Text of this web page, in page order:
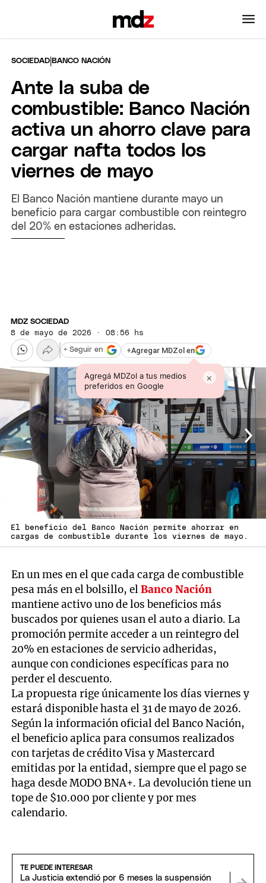
SOCIEDAD |BANCO NACIÓN
Ante la suba de
combustible: Banco Nación
activa un ahorro clave para
cargar nafta todos los
viernes de mayo
El Banco Nación mantiene durante mayo un
beneficio para cargar combustible con reintegro
del 20% en estaciones adheridas.
MDZ SOCIEDAD
8 de mayo de 2026 · 08:56 hs
+Agregar MDZol en
Agregá MDZol a tus medios
preferidos en Google
×
+ Seguir en
El beneficio del Banco Nación permite ahorrar en
cargas de combustible durante los viernes de mayo.
En un mes en el que cada carga de combustible
pesa más en el bolsillo, elBanco Nación
mantiene activo uno de los beneficios más
buscados por quienes usan el auto a diario. La
promoción permite acceder a un reintegro del
20% en estaciones de servicio adheridas,
aunque con condiciones específicas para no
perder el descuento.
La propuesta rige únicamente los días viernes y
estará disponible hasta el 31 de mayo de 2026.
Según la información oficial del Banco Nación,
el beneficio aplica para consumos realizados
con tarjetas de crédito Visa y Mastercard
emitidas por la entidad, siempre que el pago se
haga desde MODO BNA+. La devolución tiene un
tope de $10.000 por cliente y por mes
calendario.
TE PUEDE INTERESAR
La Justicia extendió por 6 meses la suspensión